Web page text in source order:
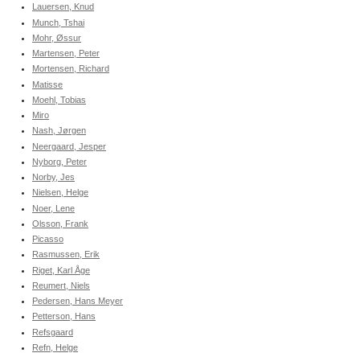
Lauersen, Knud
Munch, Tshai
Mohr, Øssur
Martensen, Peter
Mortensen, Richard
Matisse
Moehl, Tobias
Miro
Nash, Jørgen
Neergaard, Jesper
Nyborg, Peter
Norby, Jes
Nielsen, Helge
Noer, Lene
Olsson, Frank
Picasso
Rasmussen, Erik
Riget, Karl Åge
Reumert, Niels
Pedersen, Hans Meyer
Petterson, Hans
Refsgaard
Refn, Helge